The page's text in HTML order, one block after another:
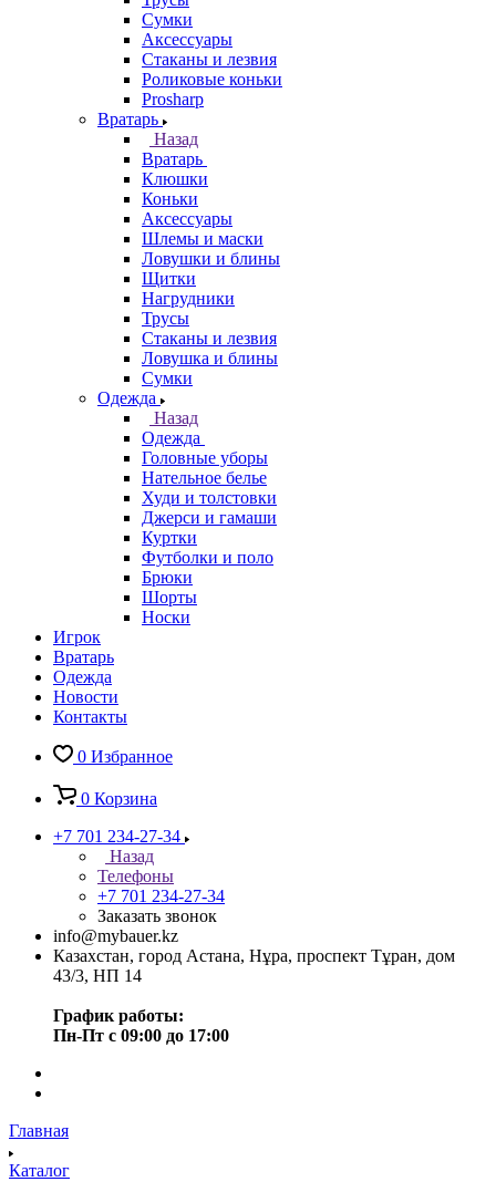
Сумки
Аксессуары
Стаканы и лезвия
Роликовые коньки
Prosharp
Вратарь
Назад
Вратарь
Клюшки
Коньки
Аксессуары
Шлемы и маски
Ловушки и блины
Щитки
Нагрудники
Трусы
Стаканы и лезвия
Ловушка и блины
Сумки
Одежда
Назад
Одежда
Головные уборы
Нательное белье
Худи и толстовки
Джерси и гамаши
Куртки
Футболки и поло
Брюки
Шорты
Носки
Игрок
Вратарь
Одежда
Новости
Контакты
0 Избранное
0 Корзина
+7 701 234-27-34
Назад
Телефоны
+7 701 234-27-34
Заказать звонок
info@mybauer.kz
Казахстан, город Астана, Нұра, проспект Тұран, дом
43/3, НП 14
График работы:
Пн-Пт с 09:00 до 17:00
Главная
Каталог